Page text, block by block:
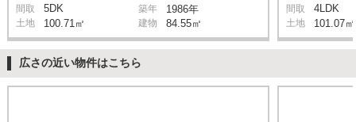
間取 5DK 築年 1986年
土地 100.71㎡ 建物 84.55㎡
間取 4LDK
土地 101.07㎡
広さの近い物件はこちら